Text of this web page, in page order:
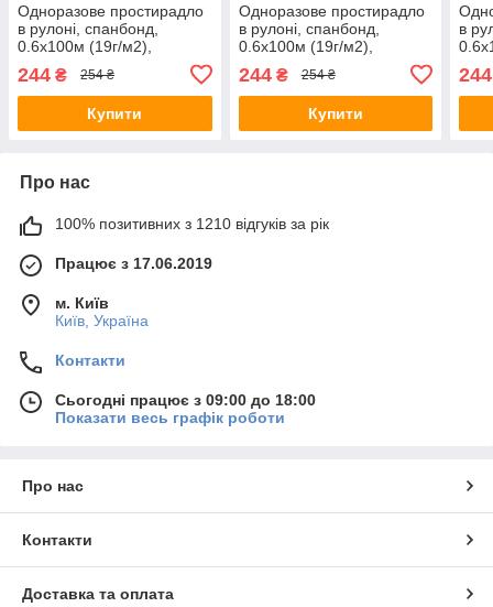
Одноразове простирадло
в рулоні, спанбонд,
0.6х100м (19г/м2),
244 ₴ 254 ₴
Купити
Одноразове простирадло
в рулоні, спанбонд,
0.6х100м (19г/м2),
244₴ 254 ₴
Купити
в
244
Про нас
100% позитивних з 1210 відгуків за рік
Працює з 17.06.2019
м. Київ
Київ, Україна
Контакти
Сьогодні працює з 09:00 до 18:00
Показати весь графік роботи
Про нас
Контакти
Доставка та оплата